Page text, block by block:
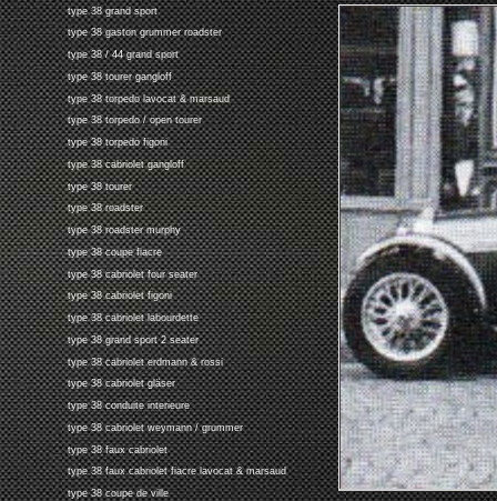
type 38 grand sport
type 38 gaston grummer roadster
type 38 / 44 grand sport
type 38 tourer gangloff
type 38 torpedo lavocat & marsaud
type 38 torpedo / open tourer
type 38 torpedo figoni
type 38 cabriolet gangloff
type 38 tourer
type 38 roadster
type 38 roadster murphy
type 38 coupe fiacre
type 38 cabriolet four seater
type 38 cabriolet figoni
type 38 cabriolet labourdette
type 38 grand sport 2 seater
type 38 cabriolet erdmann & rossi
type 38 cabriolet gläser
type 38 conduite interieure
type 38 cabriolet weymann / grummer
type 38 faux cabriolet
type 38 faux cabriolet fiacre lavocat & marsaud
type 38 coupe de ville